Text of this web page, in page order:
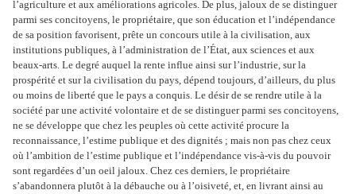
l’agriculture et aux améliorations agricoles. De plus, jaloux de se distinguer
parmi ses concitoyens, le propriétaire, que son éducation et l’indépendance
de sa position favorisent, prête un concours utile à la civilisation, aux
institutions publiques, à l’administration de l’État, aux sciences et aux
beaux-arts. Le degré auquel la rente influe ainsi sur l’industrie, sur la
prospérité et sur la civilisation du pays, dépend toujours, d’ailleurs, du plus
ou moins de liberté que le pays a conquis. Le désir de se rendre utile à la
société par une activité volontaire et de se distinguer parmi ses concitoyens,
ne se développe que chez les peuples où cette activité procure la
reconnaissance, l’estime publique et des dignités ; mais non pas chez ceux
où l’ambition de l’estime publique et l’indépendance vis-à-vis du pouvoir
sont regardées d’un oeil jaloux. Chez ces derniers, le propriétaire
s’abandonnera plutôt à la débauche ou à l’oisiveté, et, en livrant ainsi au